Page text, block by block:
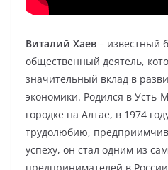
Виталий Хаев – известный
общественный деятель,
значительный вклад в
экономики. Родился в Усть-
городке на Алтае, в 1974
трудолюбию,
успеху, он стал одним из